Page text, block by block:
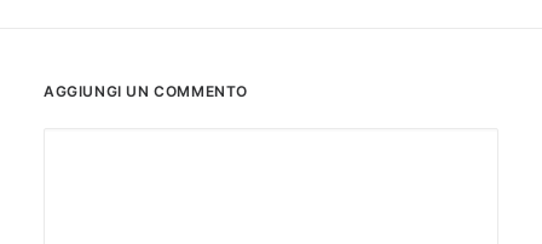
AGGIUNGI UN COMMENTO